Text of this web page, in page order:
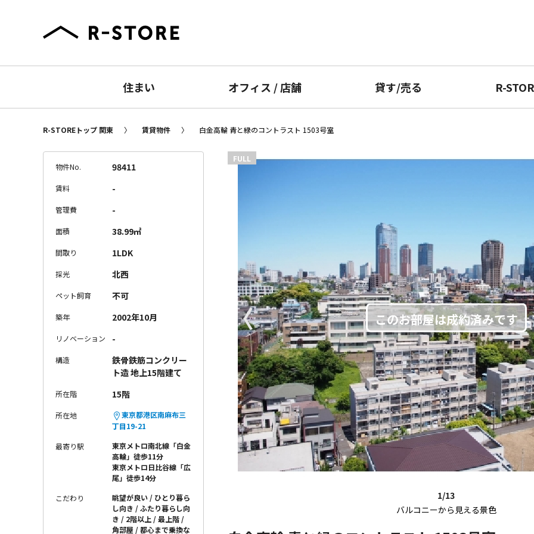
住まい オフィス /店舗 貸す/売る R-
R-STOREトップ 関東 賃貸物件 白金高輪 青と緑のコントラスト 1503号室
1/13
バルコニーから見える景色
〈
FULL
物件No. 98411
賃料 -
管理費 -
面積 38.99㎡
間取り 1LDK
採光 北西
ペット飼育 不可
築年 2002年10月
リノベーション -
構造
鉄骨鉄筋コンクリー
ト造 地上15階建て
所在階 15階
所在地
東京都港区南麻布三
丁目19-21
最寄り駅
東京メトロ南北線「白金
高輪」徒歩11分
東京メトロ日比谷線「広
尾」徒歩14分
こだわり 眺望が良い
ひとり暮ら
し向き
ふたり暮らし向
き
2階以上
最上階
角部屋
都心まで乗換な